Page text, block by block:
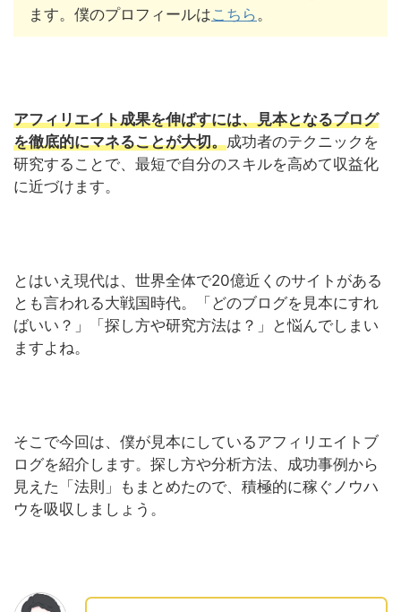
ます。僕のプロフィールはこちら。
アフィリエイト成果を伸ばすには、見本となるブログ
を徹底的にマネることが大切。成功者のテクニックを
研究することで、最短で自分のスキルを高めて収益化
に近づけます。
とはいえ現代は、世界全体で20億近くのサイトがある
とも言われる大戦国時代。「どのブログを見本にすれ
ばいい？」「探し方や研究方法は？」と悩んでしまい
ますよね。
そこで今回は、僕が見本にしているアフィリエイトブ
ログを紹介します。探し方や分析方法、成功事例から
見えた「法則」もまとめたので、積極的に稼ぐノウハ
ウを吸収しましょう。